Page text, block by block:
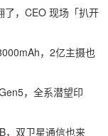
，CEO 现场「扒开
，2亿主摄也
，全系潜望印
双卫星通信也来